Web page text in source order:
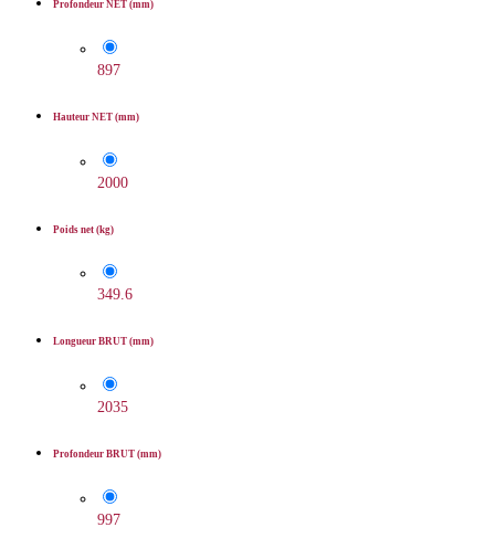
Profondeur NET (mm)
897
Hauteur NET (mm)
2000
Poids net (kg)
349.6
Longueur BRUT (mm)
2035
Profondeur BRUT (mm)
997